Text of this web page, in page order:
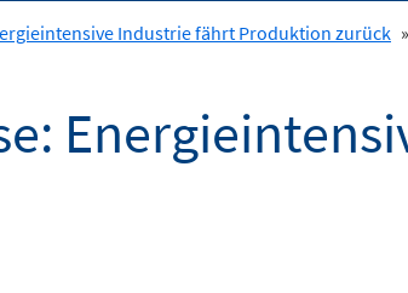
Industrie fährt Produktion zurück »